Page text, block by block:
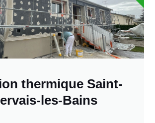
thermique Saint-
les-Bains